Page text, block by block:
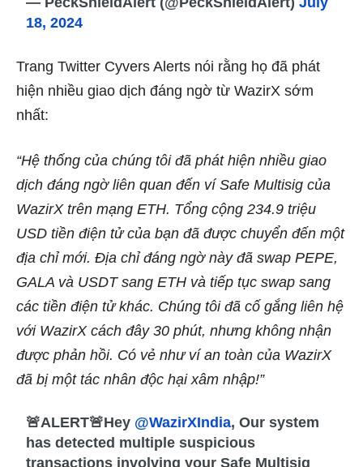
18, 2024
Trang Twitter Cyvers Alerts nói rằng họ đã phát
hiện nhiều giao dịch đáng ngờ từ WazirX sớm
nhất:
“Hệ thống của chúng tôi đã phát hiện nhiều giao
dịch đáng ngờ liên quan đến ví Safe Multisig của
WazirX trên mạng ETH. Tổng cộng 234.9 triệu
USD tiền điện tử của bạn đã được chuyển đến một
địa chỉ mới. Địa chỉ đáng ngờ này đã swap PEPE,
GALA và USDTsang ETH và tiếp tục swap sang
các tiền điện tử khác. Chúng tôi đã cố gắng liên hệ
với WazirX cách đây 30 phút, nhưng không nhận
được phản hồi. Có vẻ như ví an toàn của WazirX
đã bị một tác nhân độc hại xâm nhập!”
🚨ALERT🚨Hey @WazirXIndia, Our system
has detected multiple suspicious
transactions involving your Safe Multisig